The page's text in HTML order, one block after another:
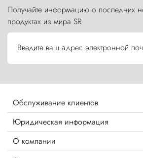
Получайте информацию о последних
продуктах из мира SR
Введите ваш адрес электронной
Обслуживание клиентов
Юридическая информация
О компании